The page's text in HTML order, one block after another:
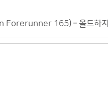
Forerunner 165) – 올드하지